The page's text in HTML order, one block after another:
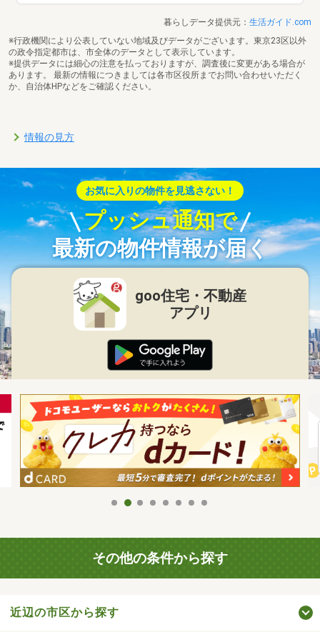
暮らしデータ提供元： 生活ガイド.com
※行政機関により公表していない地域及びデータがございます。東京23区以外
の政令指定都市は、市全体のデータとして表示しています。
※提供データには細心の注意を払っておりますが、調査後に変更がある場合が
あります。 最新の情報につきましては各市区役所までお問い合わせいただく
か、自治体HPなどをご確認ください。
情報の見方
お気に入りの物件を見逃さない！
プッシュ通知で
最新の物件情報が届く
goo住宅・不動産
アプリ
その他の条件から探す
近辺の市区から探す